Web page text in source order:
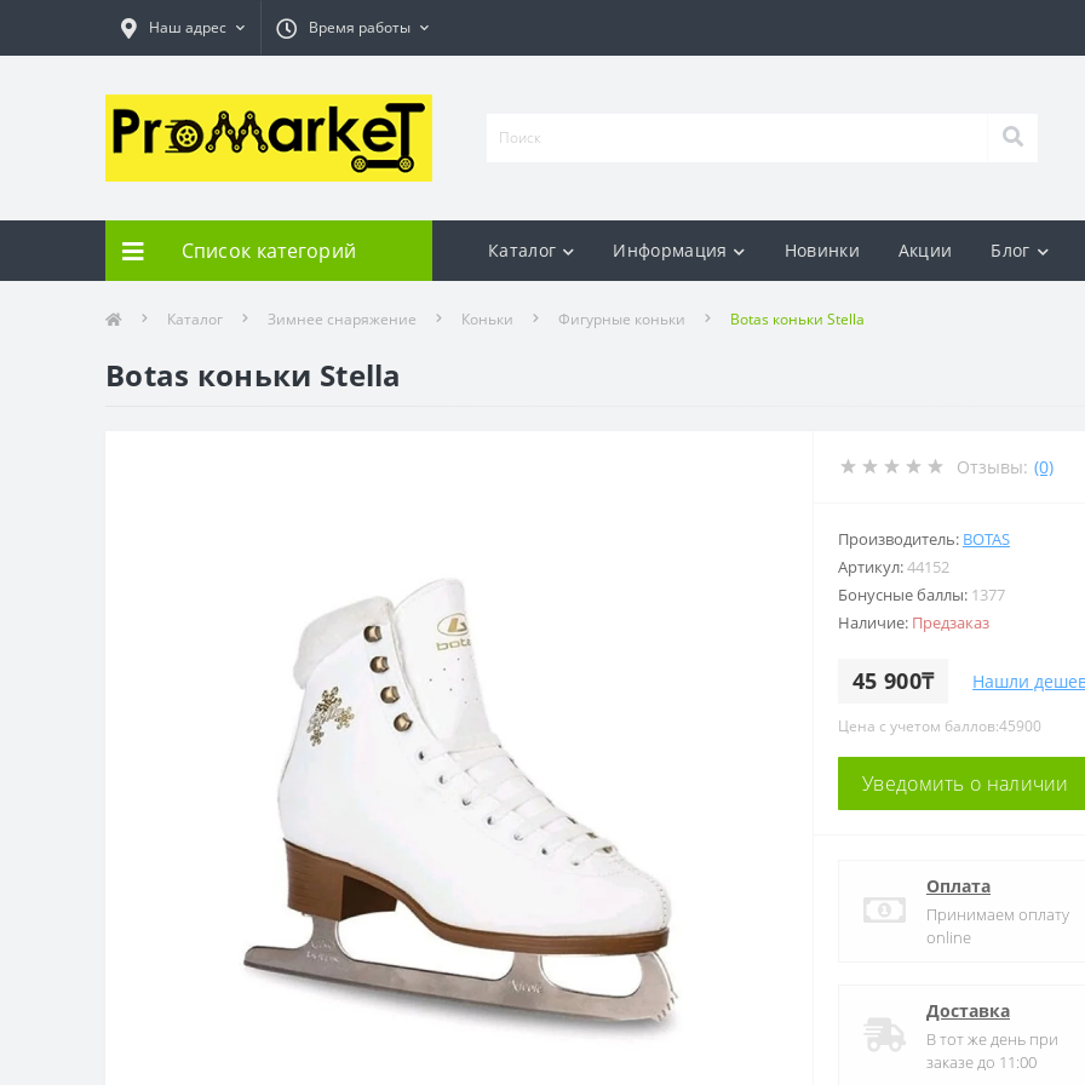
Наш адрес Время работы
Список категорий Каталог Информация Новинки Акции Блог
Каталог Зимнее снаряжение Коньки Фигурные коньки Botas коньки Stella
Botas коньки Stella
Отзывы: (0)
Производитель: BOTAS
Артикул:44152
Бонусные баллы: 1377
Наличие: Предзаказ
45 900₸ Нашли
Цена с учетом баллов:45900
Уведомить о наличии
Оплата
Принимаем оплату
online
Доставка
В тот же день при
заказе до 11:00